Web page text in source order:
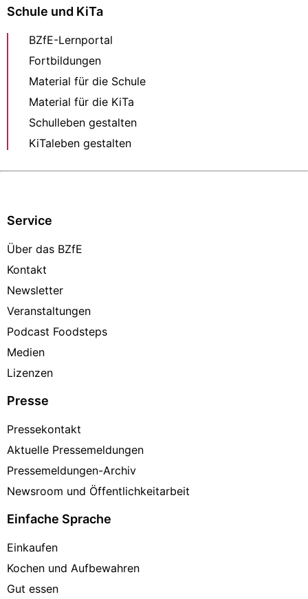
Schule und KiTa
BZfE-Lernportal
Fortbildungen
Material für die Schule
Material für die KiTa
Schulleben gestalten
KiTaleben gestalten
Service
Über das BZfE
Kontakt
Newsletter
Veranstaltungen
Podcast Foodsteps
Medien
Lizenzen
Presse
Pressekontakt
Aktuelle Pressemeldungen
Pressemeldungen-Archiv
Newsroom und Öffentlichkeitarbeit
Einfache Sprache
Einkaufen
Kochen und Aufbewahren
Gut essen